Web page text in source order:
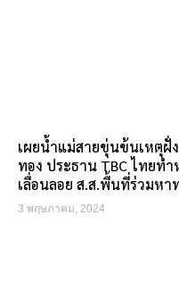
เผยน้ำแม่สายขุ่นข้นเหตุฝั่
ทอง ประธาน TBC ไทยท
เลื่อนลอย ส.ส.พื้นที่ร่วมหา
3 พฤษภาคม, 2024